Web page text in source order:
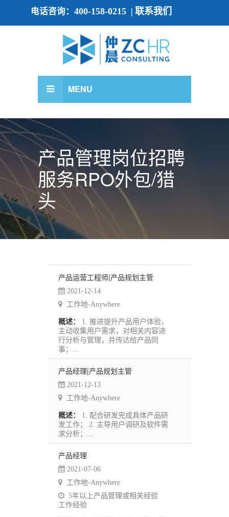
电话咨询： 400-158-0215 | 联系我们
MENU
产品管理岗位招聘
服务RPO外包/猎
头
产品运营工程师|产品规划主管
2021-12-14
工作地-Anywhere
概述：
1. 推进提升产品用户体验，
主动收集用户需求，对相关内容进
行分析与管理，并传达给产品同
事；...
产品经理|产品规划主管
2021-12-13
工作地-Anywhere
概述：
1. 配合研发完成具体产品研
发工作； 2. 主导用户调研及软件需
求分析；...
产品经理
2021-07-06
工作地-Anywhere
5年以上产品管理或相关经验
工作经验